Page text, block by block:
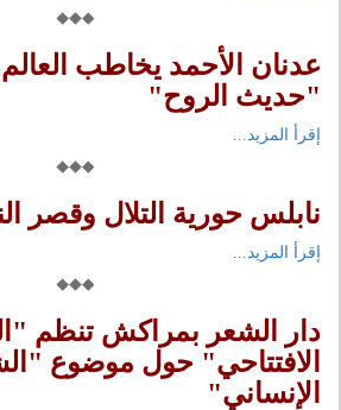
عدنان الأحمد يخاطب
"حديث الروح"
إقرأ المزيد...
نابلس حورية التلال وقصر
إقرأ المزيد...
دار الشعر بمراكش تنظم
الافتتاحي" حول موضوع
الإنساني"